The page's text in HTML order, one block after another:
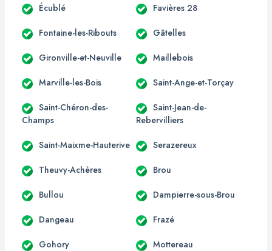
Écublé Favières 28
Fontaine-les-Ribouts Gâtelles
Gironville-et-Neuville Maillebois
Marville-les-Bois Saint-Ange-et-Torçay
Saint-Chéron-des-
Champs
Saint-Jean-de-
Rebervilliers
Saint-Maixme-Hauterive Serazereux
Theuvy-Achères Brou
Bullou Dampierre-sous-Brou
Dangeau Frazé
Gohory Mottereau